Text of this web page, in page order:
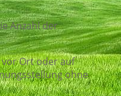
Anzahl der
Ort oder auf
ohne